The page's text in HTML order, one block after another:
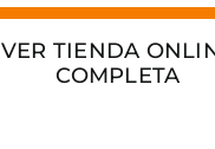
VER TIENDA
COMPLETA